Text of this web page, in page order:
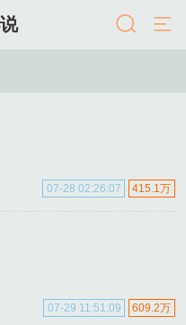
415.1万
07-28 02:26:07
609.2万
07-29 11:51:09